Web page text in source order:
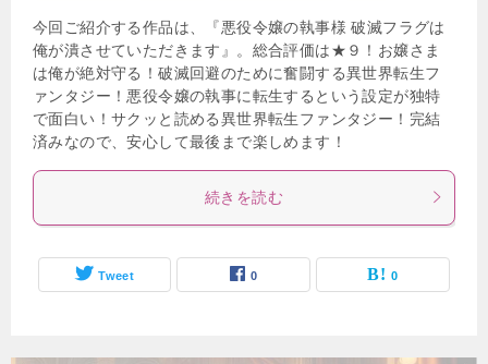
今回ご紹介する作品は、『悪役令嬢の執事様 破滅フラグは
俺が潰させていただきます』。総合評価は★９！お嬢さま
は俺が絶対守る！破滅回避のために奮闘する異世界転生フ
ァンタジー！悪役令嬢の執事に転生するという設定が独特
で面白い！サクッと読める異世界転生ファンタジー！完結
済みなので、安心して最後まで楽しめます！
続きを読む
Tweet 0 0